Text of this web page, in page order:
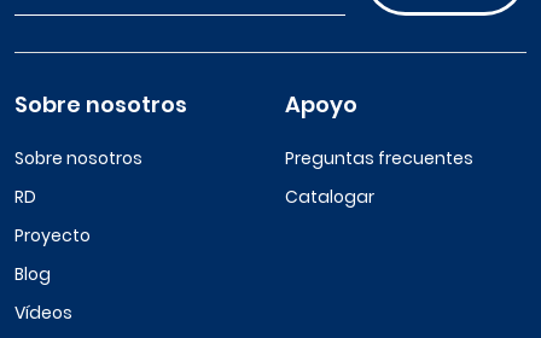
Sobre nosotros
Sobre nosotros
RD
Proyecto
Blog
Vídeos
Apoyo
Preguntas frecuentes
Catalogar